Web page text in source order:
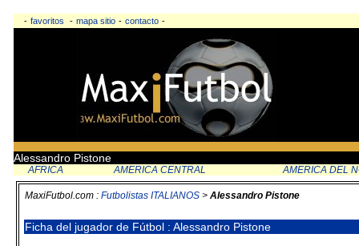
- favoritos - mapa sitio - contacto -
Alessandro Pistone
AFRICA AMERICA CENTRAL AMERICA DEL
MaxiFutbol.com : Futbolistas ITALIANOS > Alessandro Pistone
Ficha del jugador de Fútbol : Alessandro Pistone